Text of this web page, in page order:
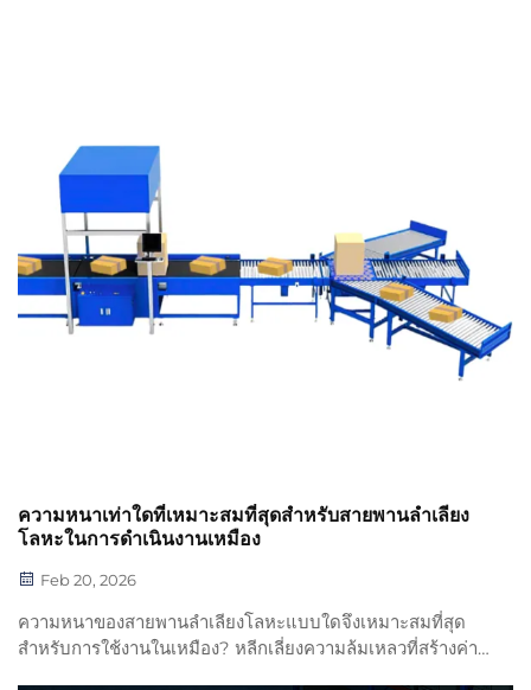
ความหนาเท่าใดที่เหมาะสมที่สุดสำหรับสายพานลำเลียง
โลหะในการดำเนินงานเหมือง
Feb 20, 2026
ความหนาของสายพานลำเลียงโลหะแบบใดจึงเหมาะสมที่สุด
สำหรับการใช้งานในเหมือง? หลีกเลี่ยงความล้มเหลวที่สร้างค่า